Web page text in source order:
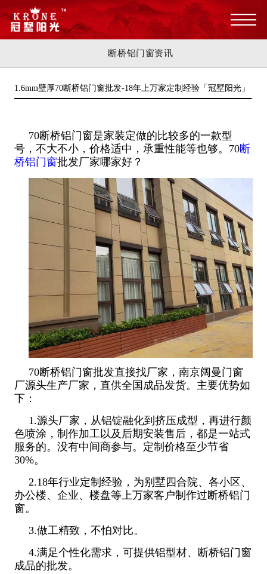
断桥铝门窗资讯
1.6mm壁厚70断桥铝门窗批发-18年上万家定制经验「冠墅阳光」
70断桥铝门窗是家装定做的比较多的一款型
号，不大不小，价格适中，承重性能等也够。70断
桥铝门窗批发厂家哪家好？
70断桥铝门窗批发直接找厂家，南京阔曼门窗
厂源头生产厂家，直供全国成品发货。主要优势如
下：
1.源头厂家，从铝锭融化到挤压成型，再进行颜
色喷涂，制作加工以及后期安装售后，都是一站式
服务的。没有中间商参与。定制价格至少节省
30%。
2.18年行业定制经验，为别墅四合院、各小区、
办公楼、企业、楼盘等上万家客户制作过断桥铝门
窗。
3.做工精致，不怕对比。
4.满足个性化需求，可提供铝型材、断桥铝门窗
成品的批发。